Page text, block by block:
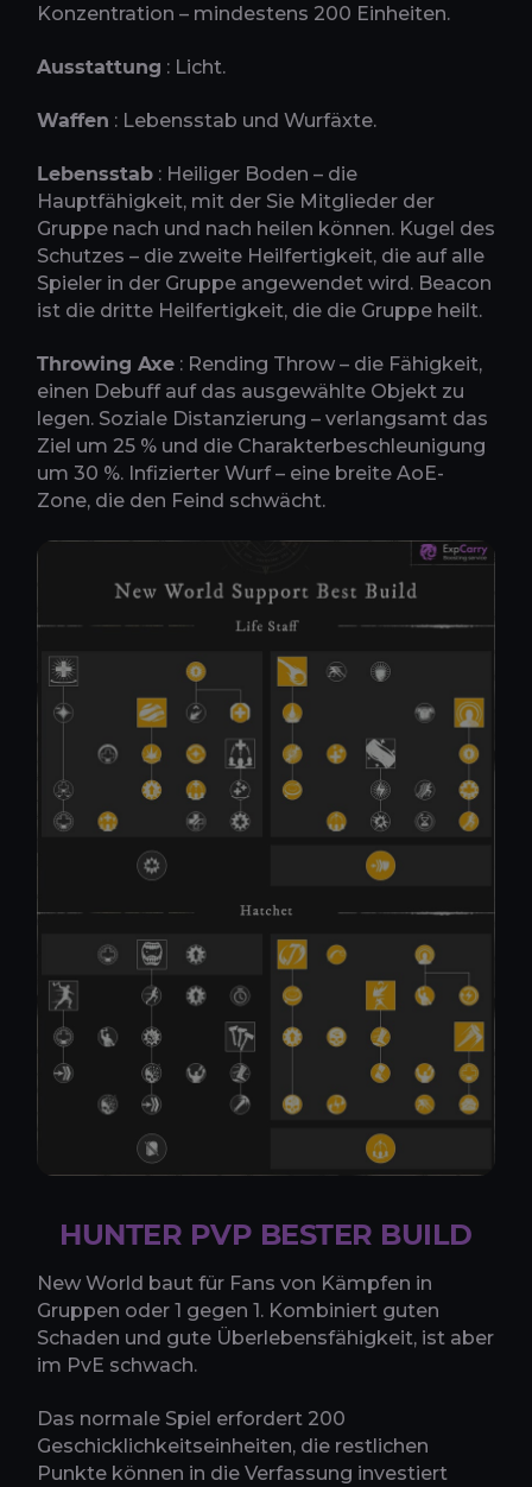
Konzentration – mindestens 200 Einheiten.
Ausstattung : Licht.
Waffen : Lebensstab und Wurfäxte.
Lebensstab : Heiliger Boden – die
Hauptfähigkeit, mit der Sie Mitglieder der
Gruppe nach und nach heilen können. Kugel des
Schutzes – die zweite Heilfertigkeit, die auf alle
Spieler in der Gruppe angewendet wird. Beacon
ist die dritte Heilfertigkeit, die die Gruppe heilt.
Throwing Axe : Rending Throw – die Fähigkeit,
einen Debuff auf das ausgewählte Objekt zu
legen. Soziale Distanzierung – verlangsamt das
Ziel um 25 % und die Charakterbeschleunigung
um 30 %. Infizierter Wurf – eine breite AoE-
Zone, die den Feind schwächt.
HUNTER PVP BESTER BUILD
New World baut für Fans von Kämpfen in
Gruppen oder 1 gegen 1. Kombiniert guten
Schaden und gute Überlebensfähigkeit, ist aber
im PvE schwach.
Das normale Spiel erfordert 200
Geschicklichkeitseinheiten, die restlichen
Punkte können in die Verfassung investiert